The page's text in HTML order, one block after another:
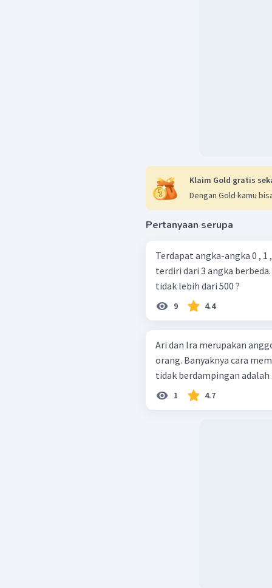
Klaim Gold gratis
Dengan Gold kamu
Pertanyaan serupa
Terdapat angka-angka 0 , 1
terdiri dari 3 angka
tidak lebih dari 500 ?
9 4.4
Ari dan Ira merupakan
orang. Banyaknya cara
tidak berdampingan adalah
1 4.7